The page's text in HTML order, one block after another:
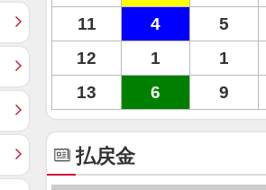
11
4 5
12
1 1
13
6 9
払戻金